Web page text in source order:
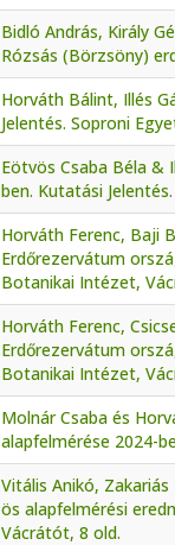
Bidló András, Király
Rózsás (Börzsöny)
Horváth Bálint, Illés
Jelentés. Soproni
Eötvös Csaba Béla &
ben. Kutatási
Horváth Ferenc, Baji
Erdőrezervátum
Botanikai Intézet,
Horváth Ferenc,
Erdőrezervátum
Botanikai Intézet,
Molnár Csaba és
alapfelmérése 2024-
Vitális Anikó,
ös alapfelmérési
Vácrátót, 8 old.